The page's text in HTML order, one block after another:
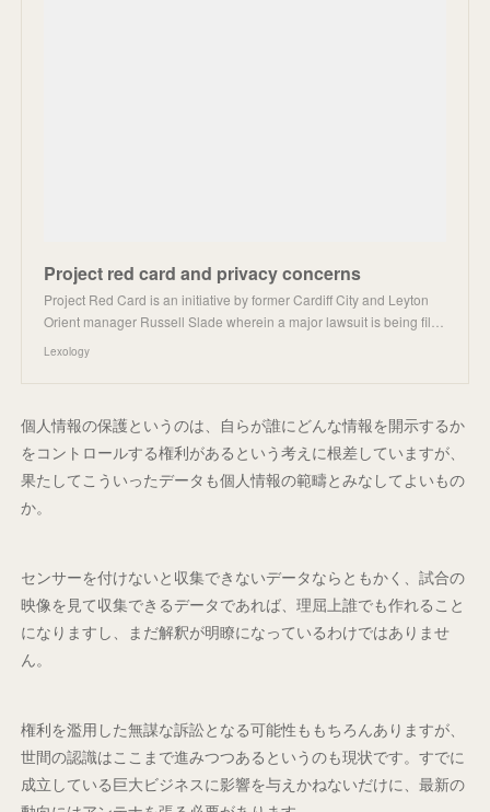
Project red card and privacy concerns
Project Red Card is an initiative by former Cardiff City and Leyton
Orient manager Russell Slade wherein a major lawsuit is being fil…
Lexology
個人情報の保護というのは、自らが誰にどんな情報を開示するか
をコントロールする権利があるという考えに根差していますが、
果たしてこういったデータも個人情報の範疇とみなしてよいもの
か。
センサーを付けないと収集できないデータならともかく、試合の
映像を見て収集できるデータであれば、理屈上誰でも作れること
になりますし、まだ解釈が明瞭になっているわけではありませ
ん。
権利を濫用した無謀な訴訟となる可能性ももちろんありますが、
世間の認識はここまで進みつつあるというのも現状です。すでに
成立している巨大ビジネスに影響を与えかねないだけに、最新の